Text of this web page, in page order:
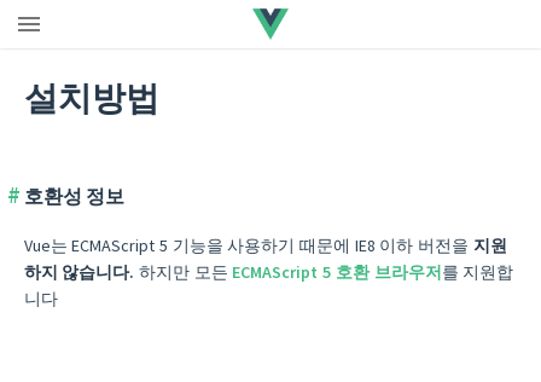
설치방법
호환성 정보
Vue는 ECMAScript 5 기능을 사용하기 때문에 IE8 이하 버전을 지원
하지 않습니다. 하지만 모든 ECMAScript 5 호환 브라우저를 지원합
니다